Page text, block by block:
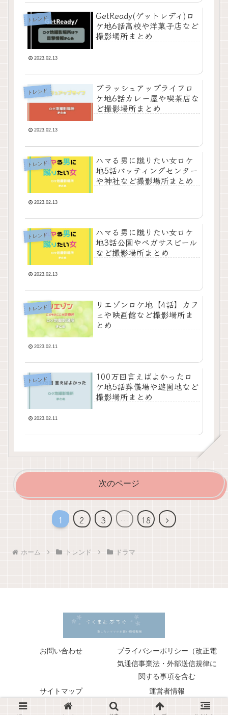
トレンド
GetReady(ゲットレディ)ロ
ケ地6話高校や洋菓子店など
撮影場所まとめ
2023.02.13
トレンド
ブラッシュアップライフロ
ケ地6話カレー屋や喫茶店な
ど撮影場所まとめ
2023.02.13
トレンド
ハマる男に蹴りたい女ロケ
地5話バッティングセンター
や神社など撮影場所まとめ
2023.02.13
トレンド
ハマる男に蹴りたい女ロケ
地3話公園やペガサスビール
など撮影場所まとめ
2023.02.13
トレンド
リエゾンロケ地【4話】カフ
ェや映画館など撮影場所ま
とめ
2023.02.11
トレンド
100万回言えばよかったロ
ケ地5話葬儀場や遊園地など
撮影場所まとめ
2023.02.11
次のページ
1 2 3 … 18
次
ホーム トレンド ドラマ
お問い合わせ
プライバシーポリシー（改正電
気通信事業法・外部送信規律に
関する事項を含む
サイトマップ
運営者情報
© 2018 らくまむぶろぐ.